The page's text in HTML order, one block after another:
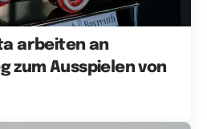
arbeiten an
zum Ausspielen von